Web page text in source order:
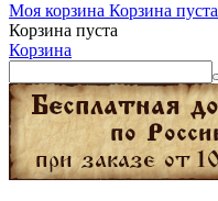
Моя корзина Корзина пуста
Корзина пуста
Корзина